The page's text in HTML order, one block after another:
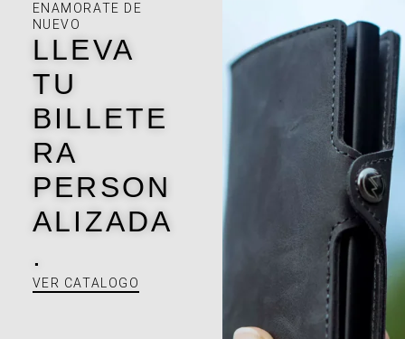
ENAMORATE DE
NUEVO
LLEVA
TU
BILLETE
RA
PERSON
ALIZADA
.
VER CATALOGO